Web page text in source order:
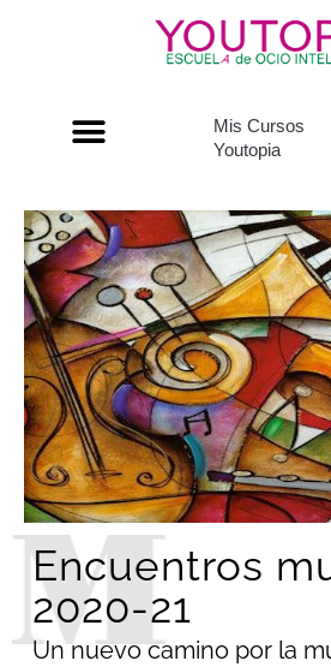
Mis Cursos
Youtopia
Encuentros
2020-21
Un nuevo camino por la